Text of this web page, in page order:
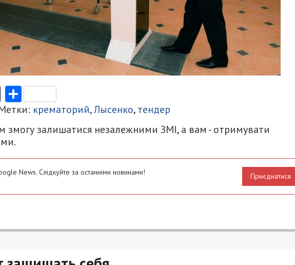
EmailПоділитися
крематорий,Лысенко,тендер
змогу залишатися незалежними ЗМІ, а вам - отримувати
News. Слідкуйте за останніми новинами! Приєднатися